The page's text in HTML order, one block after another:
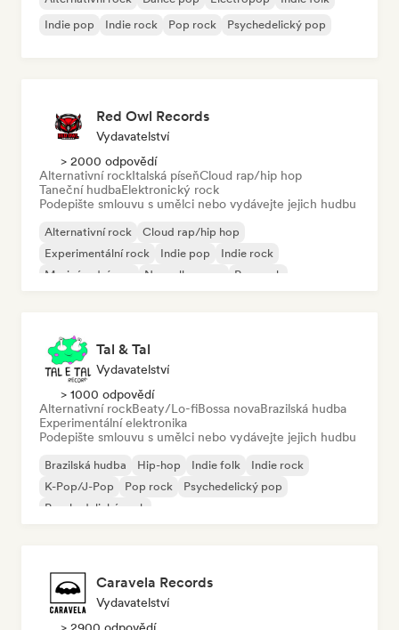
Indie pop
Indie rock Pop rock Psychedelický pop
Red Owl Records
Vydavatelství
> 2000 odpovědí
Alternativní rockItalská píseňCloud rap/hip hop
Taneční hudbaElektronický rock
Podepište smlouvu s umělci nebo vydávejte jejich hudbu
Alternativní rock
Cloud rap/hip hop
Experimentální rock
Indie pop
Indie rock
Mezinárodní pop
Nouvelle scene Pop rock
Tal & Tal
Vydavatelství
> 1000 odpovědí
Alternativní rockBeaty/Lo-fiBossa novaBrazilská hudba
Experimentální elektronika
Podepište smlouvu s umělci nebo vydávejte jejich hudbu
Brazilská hudba Hip-hop Indie folk
Indie rock
K-Pop/J-Pop
Pop rock
Psychedelický pop
Psychedelický rock
Caravela Records
Vydavatelství